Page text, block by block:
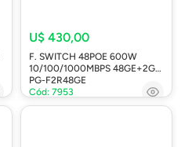
U$ 430,00
F. SWITCH 48POE 600W
10/100/1000MBPS 48GE+2GF
PG-F2R48GE
Cód: 7953